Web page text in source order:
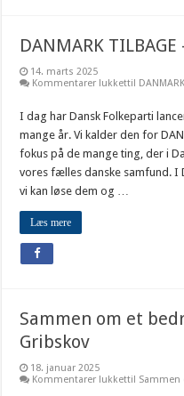
DANMARK
14. marts 2025
Kommentarer lukkettil
I dag har Dansk Folkeparti
mange år. Vi kalder den for
fokus på de mange ting, der i
vores fælles danske samfund. I
vi kan løse dem og …
Læs mere
Sammen om et
Gribskov
18. januar 2025
Kommentarer lukkettil Sammen